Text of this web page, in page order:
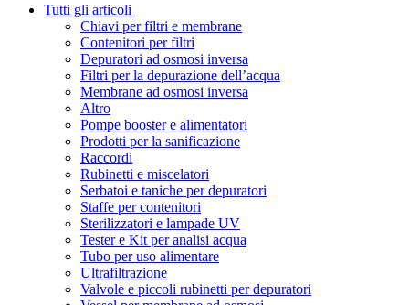
Tutti gli articoli
Chiavi per filtri e membrane
Contenitori per filtri
Depuratori ad osmosi inversa
Filtri per la depurazione dell’acqua
Membrane ad osmosi inversa
Altro
Pompe booster e alimentatori
Prodotti per la sanificazione
Raccordi
Rubinetti e miscelatori
Serbatoi e taniche per depuratori
Staffe per contenitori
Sterilizzatori e lampade UV
Tester e Kit per analisi acqua
Tubo per uso alimentare
Ultrafiltrazione
Valvole e piccoli rubinetti per depuratori